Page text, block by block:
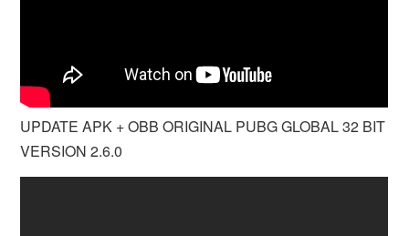
UPDATE APK + OBB ORIGINAL PUBG GLOBAL 32 BIT
VERSION 2.6.0